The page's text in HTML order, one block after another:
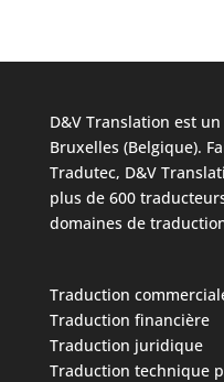
D&V Translation est
Bruxelles (Belgique).
Tradutec, D&V
plus de 600
domaines de
Traduction
Traduction financière
Traduction juridique
Traduction technique